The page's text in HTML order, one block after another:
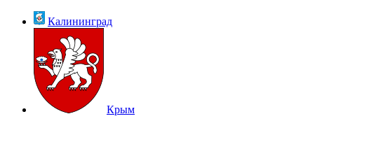
Калининград
Крым